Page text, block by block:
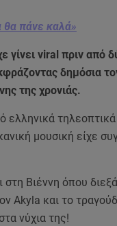
πάνε καλά»
γίνει viral πριν από
δημόσια
της χρονιάς.
ελληνικά τηλεοπτικά
μουσική είχε
Βιέννη όπου
Akyla και το
νύχια της!